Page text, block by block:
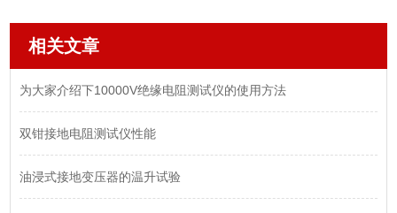
相关文章
为大家介绍下10000V绝缘电阻测试仪的使用方法
双钳接地电阻测试仪性能
油浸式接地变压器的温升试验